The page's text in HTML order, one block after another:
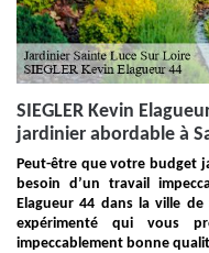
SIEGLER Kevin
jardinier abordable à
Peut-être que votre budget
besoin d’un travail
Elagueur 44 dans la ville de
expérimenté qui vous
impeccablement bonne